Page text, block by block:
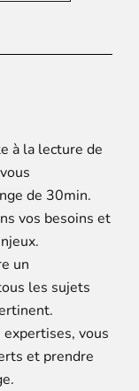
à la lecture de
de 30min.
vos besoins et
un
les sujets
vous
et prendre